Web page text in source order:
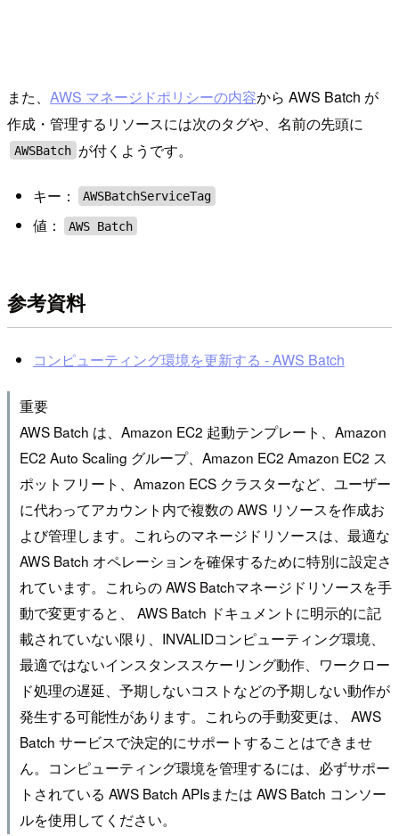
また、 AWS マネージドポリシーの内容から AWS Batch が
作成・管理するリソースには次のタグや、名前の先頭に
AWSBatch が付くようです。
キー： AWSBatchServiceTag
値： AWS Batch
参考資料
コンピューティング環境を更新する - AWS Batch
重要
AWS Batch は、Amazon EC2 起動テンプレート、Amazon
EC2 Auto Scaling グループ、Amazon EC2 Amazon EC2 ス
ポットフリート、Amazon ECS クラスターなど、ユーザー
に代わってアカウント内で複数の AWS リソースを作成お
よび管理します。これらのマネージドリソースは、最適な
AWS Batch オペレーションを確保するために特別に設定さ
れています。これらの AWS Batchマネージドリソースを手
動で変更すると、 AWS Batch ドキュメントに明示的に記
載されていない限り、INVALIDコンピューティング環境、
最適ではないインスタンススケーリング動作、ワークロー
ド処理の遅延、予期しないコストなどの予期しない動作が
発生する可能性があります。これらの手動変更は、 AWS
Batch サービスで決定的にサポートすることはできませ
ん。コンピューティング環境を管理するには、必ずサポー
トされている AWS Batch APIsまたは AWS Batch コンソー
ルを使用してください。